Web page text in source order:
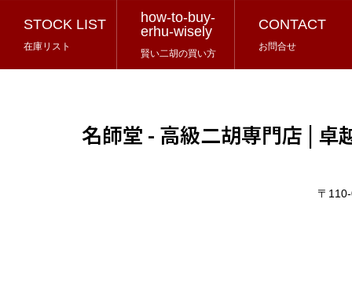
STOCK LIST
在庫リスト
how-to-buy-
erhu-wisely
賢い二胡の買い方
CONTACT
お問合せ
名師堂 - 高級二胡専門店 | 卓
〒